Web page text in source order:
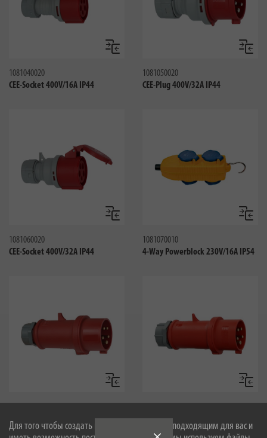
Для того чтобы создать наш сайт оптимально подходящим для вас и
Сравнить
1081040020
CEE-Socket 400V/16A IP44
1081050020
CEE-Plug 400V/32A IP44
Сравнить
1081060020
CEE-Socket 400V/32A IP44
1081070010
4-Way Powerblock 230V/16A IP54
Сравнить
CEE-Phase Reverse Plug 400V/16A
IP44
CEE-Phase inverter 400V/32A IP44